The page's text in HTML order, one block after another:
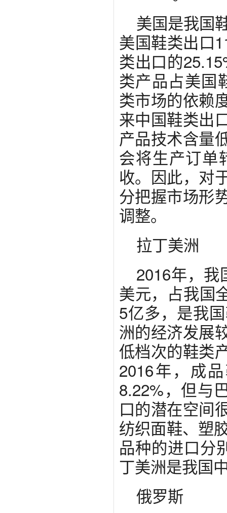
美国是我国
美国鞋类出口
类出口的
类产品占美国
类市场的依赖
来中国鞋类出
产品技术含量
会将生产订单
收。因此，对
分把握市场形
调整。
拉丁美洲
2016年，我
美元，占我国
5亿多，是我
洲的经济发展
低档次的鞋类
2016年，成
8.22%，但与
口的潜在空间
纺织面鞋、塑
品种的进口分
丁美洲是我国
俄罗斯